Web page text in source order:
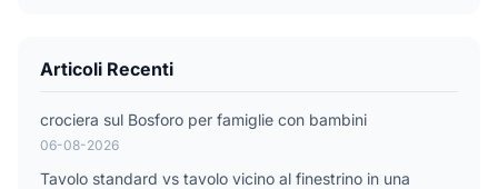
Articoli Recenti
crociera sul Bosforo per famiglie con bambini
06-08-2026
Tavolo standard vs tavolo vicino al finestrino in una